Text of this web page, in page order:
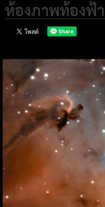
ห้องภาพท้องฟ้า